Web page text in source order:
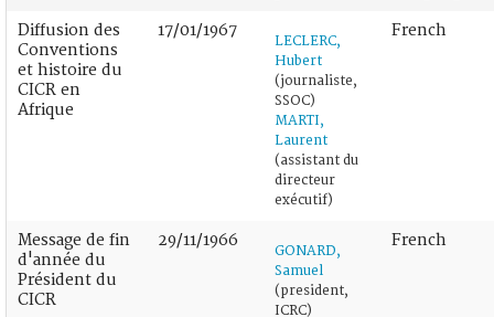
Diffusion des
Conventions
et histoire du
CICR en
Afrique
17/01/1967
LECLERC,
Hubert
(journaliste,
SSOC)
MARTI,
Laurent
(assistant du
directeur
exécutif)
French
Message de fin
d'année du
Président du
CICR
29/11/1966
GONARD,
Samuel
(president,
ICRC)
French